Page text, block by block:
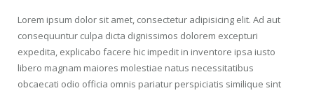
Lorem ipsum dolor sit amet, consectetur adipisicing elit. Ad aut
consequuntur culpa dicta dignissimos dolorem excepturi
expedita, explicabo facere hic impedit in inventore ipsa iusto
libero magnam maiores molestiae natus necessitatibus
obcaecati odio officia omnis pariatur perspiciatis similique sint